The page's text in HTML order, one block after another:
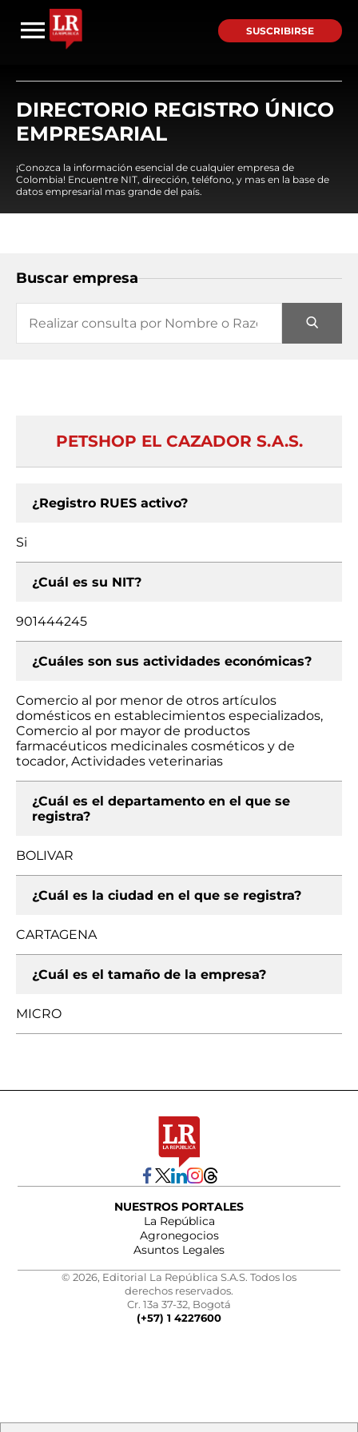
SUSCRIBIRSE
DIRECTORIO REGISTRO ÚNICO
EMPRESARIAL
¡Conozca la información esencial de cualquier empresa de
Colombia! Encuentre NIT, dirección, teléfono, y mas en la base de
datos empresarial mas grande del país.
Buscar empresa
PETSHOP EL CAZADOR S.A.S.
¿Registro RUES activo?
Si
¿Cuál es su NIT?
901444245
¿Cuáles son sus actividades económicas?
Comercio al por menor de otros artículos
domésticos en establecimientos especializados,
Comercio al por mayor de productos
farmacéuticos medicinales cosméticos y de
tocador, Actividades veterinarias
¿Cuál es el departamento en el que se
registra?
BOLIVAR
¿Cuál es la ciudad en el que se registra?
CARTAGENA
¿Cuál es el tamaño de la empresa?
MICRO
NUESTROS PORTALES
La República
Agronegocios
Asuntos Legales
© 2026, Editorial La República S.A.S. Todos los
derechos reservados.
Cr. 13a 37-32, Bogotá
(+57) 1 4227600